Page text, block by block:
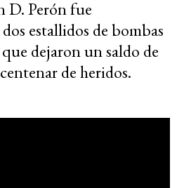
D. Perón fue
estallidos de bombas
dejaron un saldo de
de heridos.